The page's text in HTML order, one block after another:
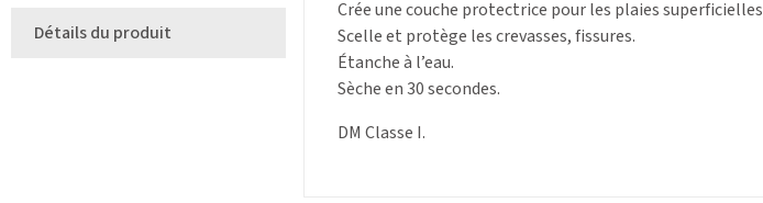
Détails du produit
Crée une couche protectrice pour les plaies
Scelle et protège les crevasses, fissures.
Étanche à l’eau.
Sèche en 30 secondes.
DM Classe I.